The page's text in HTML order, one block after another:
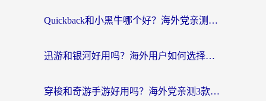
Quickback和小黑牛哪个好？海外党亲测指南，选对回国加速器秒回国内
迅游和银河好用吗？海外用户如何选择回国加速器实现无缝访问国内资源
穿梭和奇游手游好用吗？海外党亲测3款回国加速器，附蜜蜂加速器七天试用攻略